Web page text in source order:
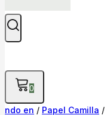
0
ndo en / Papel Camilla /